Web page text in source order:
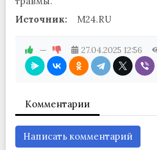
Источник:
M24.RU
— 27.04.2025 12:56
Комментарии
Написать комментарий